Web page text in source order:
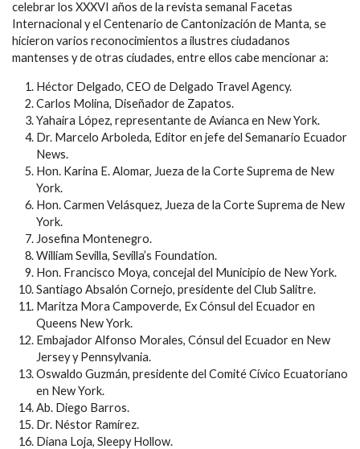
celebrar los XXXVI años de la revista semanal Facetas
Internacional y el Centenario de Cantonización de Manta, se
hicieron varios reconocimientos a ilustres ciudadanos
mantenses y de otras ciudades, entre ellos cabe mencionar a:
Héctor Delgado, CEO de Delgado Travel Agency.
Carlos Molina, Diseñador de Zapatos.
Yahaira López, representante de Avianca en New York.
Dr. Marcelo Arboleda, Editor en jefe del Semanario Ecuador
News.
Hon. Karina E. Alomar, Jueza de la Corte Suprema de New
York.
Hon. Carmen Velásquez, Jueza de la Corte Suprema de New
York.
Josefina Montenegro.
William Sevilla, Sevilla’s Foundation.
Hon. Francisco Moya, concejal del Municipio de New York.
Santiago Absalón Cornejo, presidente del Club Salitre.
Maritza Mora Campoverde, Ex Cónsul del Ecuador en
Queens New York.
Embajador Alfonso Morales, Cónsul del Ecuador en New
Jersey y Pennsylvania.
Oswaldo Guzmán, presidente del Comité Cívico Ecuatoriano
en New York.
Ab. Diego Barros.
Dr. Néstor Ramírez.
Diana Loja, Sleepy Hollow.